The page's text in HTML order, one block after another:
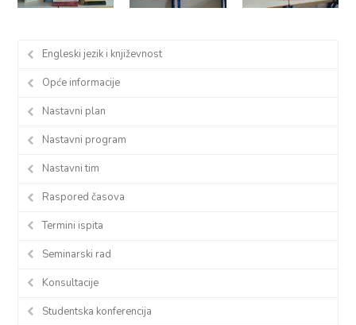
Engleski jezik i književnost
Opće informacije
Nastavni plan
Nastavni program
Nastavni tim
Raspored časova
Termini ispita
Seminarski rad
Konsultacije
Studentska konferencija